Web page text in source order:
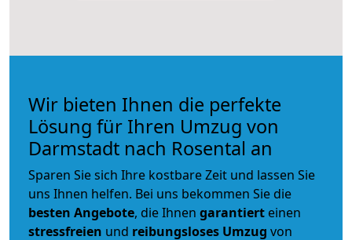
Wir bieten Ihnen die perfekte
Lösung für Ihren Umzug von
Darmstadt nach Rosental an
Sparen Sie sich Ihre kostbare Zeit und lassen Sie
uns Ihnen helfen. Bei uns bekommen Sie die
besten Angebote, die Ihnen garantiert einen
stressfreien und reibungsloses Umzug von